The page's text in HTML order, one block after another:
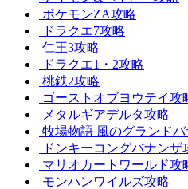
ポケモンZA攻略
ドラクエ7攻略
仁王3攻略
ドラクエ1・2攻略
桃鉄2攻略
ゴーストオブヨウテイ攻
メタルギアデルタ攻略
牧場物語 風のグランド
ドンキーコングバナンザ
マリオカートワールド攻
モンハンワイルズ攻略